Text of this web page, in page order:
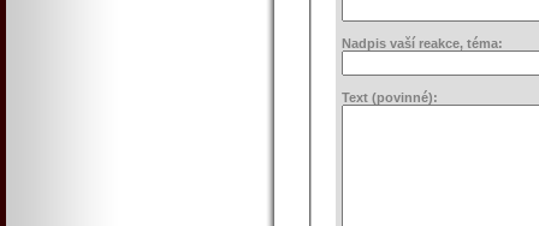
Nadpis vaší reakce, téma:
Text (povinné):